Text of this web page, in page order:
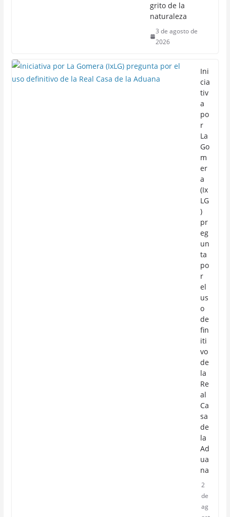
grito de la
naturaleza
3 de agosto de
2026
Ini
cia
tiv
a
po
r
La
Go
m
er
a
(Ix
LG
)
pr
eg
un
ta
po
r
el
us
o
de
fin
iti
vo
de
la
Re
al
Ca
sa
de
la
Ad
ua
na
2
de
ag